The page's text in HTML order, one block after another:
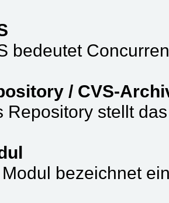
bedeutet
/ CVS-
Repository stellt
bezeichnet